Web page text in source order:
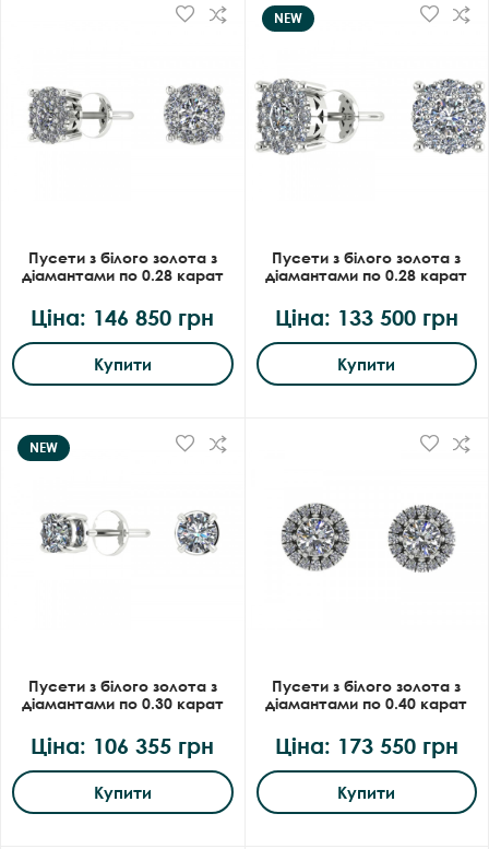
Пусети з білого золота з
діамантами по 0.28 карат
Ціна: 146 850 грн
Купити
NEW
Пусети з білого золота з
діамантами по 0.28 карат
Ціна: 133 500 грн
Купити
NEW
Пусети з білого золота з
діамантами по 0.30 карат
Ціна: 106 355 грн
Купити
Пусети з білого золота з
діамантами по 0.40 карат
Ціна: 173 550 грн
Купити